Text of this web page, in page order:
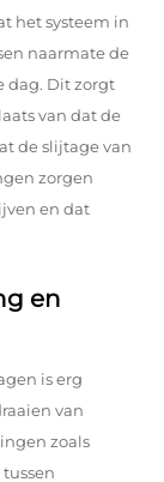
het systeem in
naarmate de
dag. Dit zorgt
van dat de
de slijtage van
zorgen
en dat
en
is erg
van
zoals